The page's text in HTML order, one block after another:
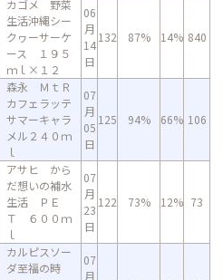
カゴメ 野菜
生活沖縄シー
クヮーサーケ
ース １９５
ｍｌ×１２
06
月
14
日
132 87% 14% 840
森永 ＭｔＲ
カフェラッテ
サマーキャラ
メル２４０ｍ
ｌ
07
月
05
日
125 94% 66% 106
アサヒ から
だ想いの補水
生活 ＰＥ
Ｔ ６００ｍ
ｌ
07
月
23
日
122 73% 12% 73
カルピスソー
ダ至福の時
07
月